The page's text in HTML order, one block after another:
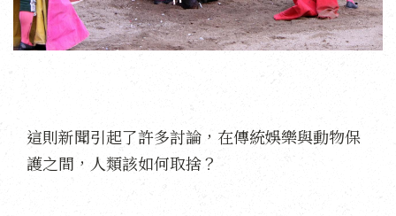
這則新聞引起了許多討論，在傳統娛樂與動物保
護之間，人類該如何取捨？